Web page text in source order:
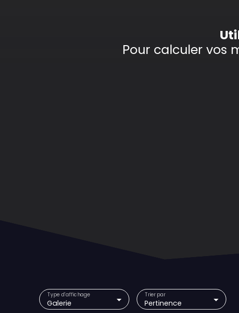
Pour calculer vos
Galerie
Type d'affichage
Pertinence
Trier par